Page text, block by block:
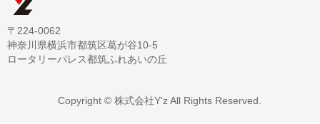
〒224-0062
神奈川県横浜市都筑区葛が谷10-5
ロータリーパレス都筑ふれあいの丘
Copyright ©株式会社Y'z All Rights Reserved.